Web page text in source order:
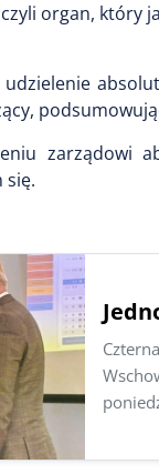
organ,
się.